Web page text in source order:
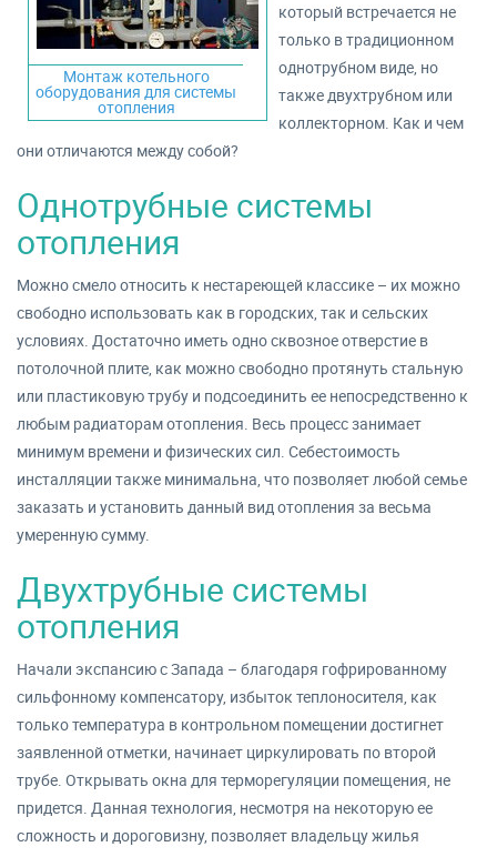
Монтаж котельного
оборудования для системы
отопления
который встречается не
только в традиционном
однотрубном виде, но
также двухтрубном или
коллекторном. Как и чем
они отличаются между собой?
Однотрубные системы
отопления
Можно смело относить к нестареющей классике – их можно
свободно использовать как в городских, так и сельских
условиях. Достаточно иметь одно сквозное отверстие в
потолочной плите, как можно свободно протянуть стальную
или пластиковую трубу и подсоединить ее непосредственно к
любым радиаторам отопления. Весь процесс занимает
минимум времени и физических сил. Себестоимость
инсталляции также минимальна, что позволяет любой семье
заказать и установить данный вид отопления за весьма
умеренную сумму.
Двухтрубные системы
отопления
Начали экспансию с Запада – благодаря гофрированному
сильфонному компенсатору, избыток теплоносителя, как
только температура в контрольном помещении достигнет
заявленной отметки, начинает циркулировать по второй
трубе. Открывать окна для терморегуляции помещения, не
придется. Данная технология, несмотря на некоторую ее
сложность и дороговизну, позволяет владельцу жилья